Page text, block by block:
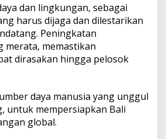
dan lingkungan, sebagai
harus dijaga dan dilestarikan
Peningkatan
memastikan
dirasakan hingga pelosok
daya manusia yang unggul
untuk mempersiapkan Bali
global.